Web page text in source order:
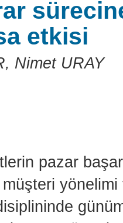
etkisi
Nimet URAY
pazar
müşteri